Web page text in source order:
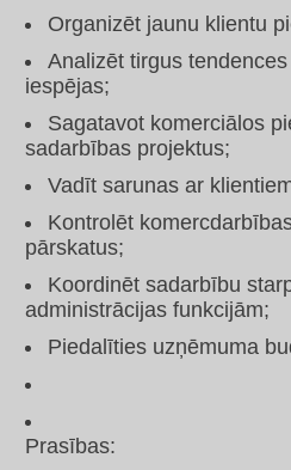
Organizēt jaunu klientu
Analizēt tirgus
iespējas;
Sagatavot komerciālos
sadarbības projektus;
Vadīt sarunas ar
Kontrolēt
pārskatus;
Koordinēt sadarbību
administrācijas funkcijām;
Piedalīties uzņēmuma
Prasības: